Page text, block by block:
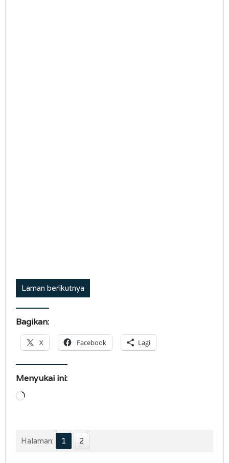
Laman berikutnya
Bagikan:
X Facebook Lagi
Menyukai ini:
Memuat...
Halaman: 1 2